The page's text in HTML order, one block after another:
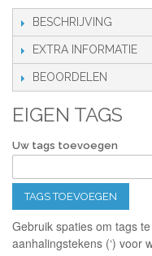
BESCHRIJVING
EXTRA INFORMATIE
BEOORDELEN
EIGEN TAGS
Uw tags toevoegen
TAGS TOEVOEGEN
Gebruik spaties om tags
aanhalingstekens (‘) voor